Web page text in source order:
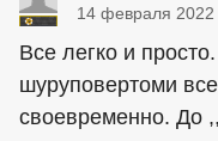
14 февраля 2022
Все легко и
шуруповертоми
своевременно. До